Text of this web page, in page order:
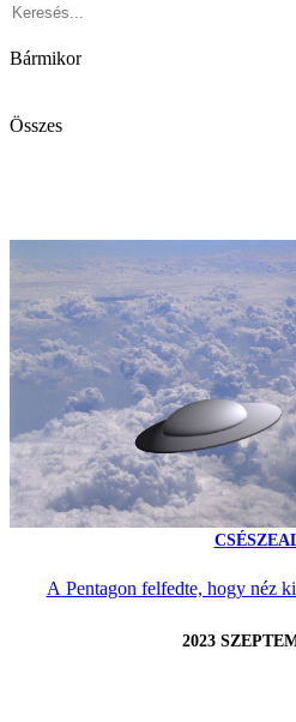
Bármikor
Összes
A Pentagon felfedte, hogy néz
2023